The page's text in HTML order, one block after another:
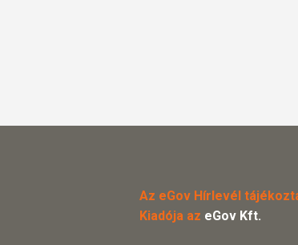
Az eGov Hírlevél
Kiadója az eGov Kft.